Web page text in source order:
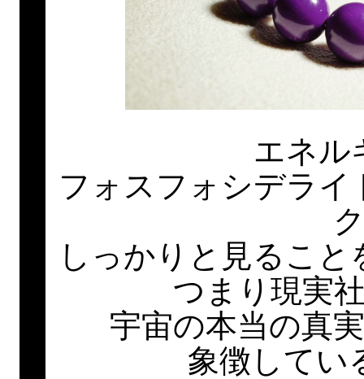
エネル
フォスフォシデラ
しっかりと見るこ
つまり現実
宇宙の本当の真
象徴してい